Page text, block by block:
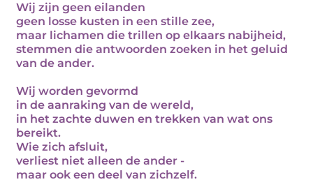
Wij zijn geen eilanden
geen losse kusten in een stille zee,
maar lichamen die trillen op elkaars nabijheid,
stemmen die antwoorden zoeken in het geluid
van de ander.
Wij worden gevormd
in de aanraking van de wereld,
in het zachte duwen en trekken van wat ons
bereikt.
Wie zich afsluit,
verliest niet alleen de ander -
maar ook een deel van zichzelf.